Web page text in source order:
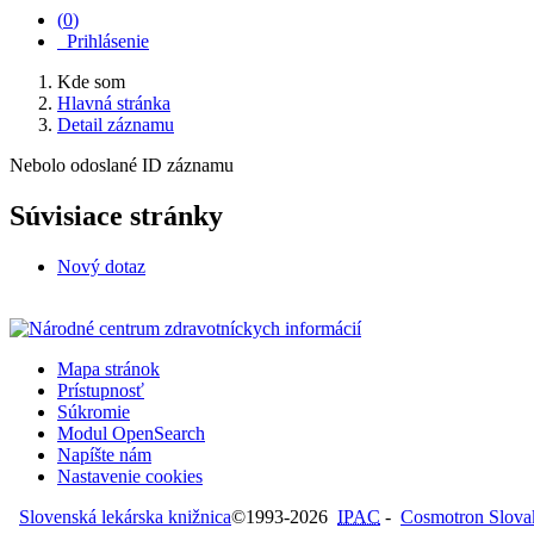
(0)
Prihlásenie
Kde som
Hlavná stránka
Detail záznamu
Nebolo odoslané ID záznamu
Súvisiace stránky
Nový dotaz
Mapa stránok
Prístupnosť
Súkromie
Modul OpenSearch
Napíšte nám
Nastavenie cookies
Slovenská lekárska knižnica©1993-2026 IPAC - Cosmotron